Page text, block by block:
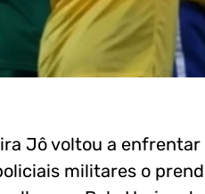
Jô voltou a
militares o